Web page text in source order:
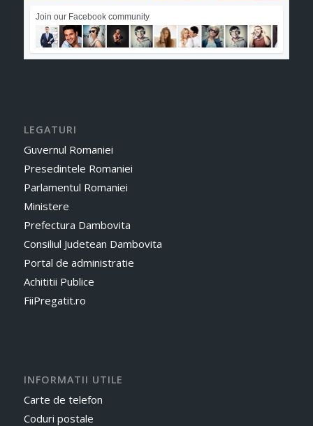
Join our Facebook community
LEGATURI
Guvernul Romaniei
Presedintele Romaniei
Parlamentul Romaniei
Ministere
Prefectura Dambovita
Consiliul Judetean Dambovita
Portal de administratie
Achititii Publice
FiiPregatit.ro
INFORMATII UTILE
Carte de telefon
Coduri postale